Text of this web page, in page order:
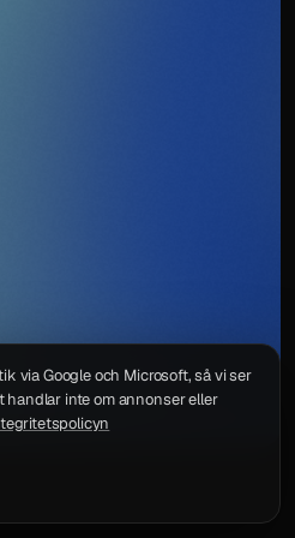
via Google och Microsoft, så vi ser
inte om annonser eller